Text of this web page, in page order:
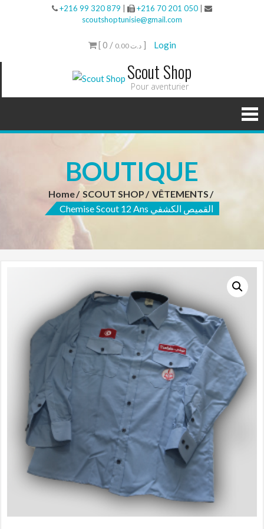
+216 99 320 879 +216 70 201 050
scoutshoptunisie@gmail.com
[ 0 / 0.00 د.ت] Login
Scout Shop
Pour aventurier
BOUTIQUE
Home SCOUT SHOP
VÊTEMENTS
Chemise Scout 12 Ans القميص الكشفي